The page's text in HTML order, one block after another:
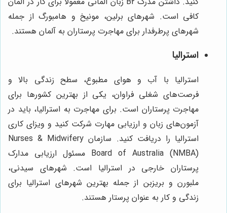
کافی است. شهرهای برلین، مونیخ و هامبورگ از جمله
شهرهای پرطرفدار برای مهاجرت پرستاران به آلمان هستند.
استرالیا
استرالیا با آب و هوای مطبوع، سطح زندگی بالا و
فرصت‌های شغلی فراوان، یکی از بهترین کشورها برای
مهاجرت پرستاران است. برای مهاجرت به استرالیا، باید در
آزمون‌های زبان و ارزیابی مهارت شرکت کنید و ویزای کاری
استرالیا را دریافت کنید. سازمان Nurses & Midwifery
Board of Australia (NMBA) مسئول ارزیابی مدارک
پرستاران خارجی در استرالیا است. شهرهای سیدنی،
ملبورن و بریزبن از جمله بهترین شهرهای استرالیا برای
زندگی و کار به عنوان پرستار هستند.